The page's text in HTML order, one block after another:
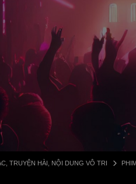
TRUYỆN HÀI, NỘI DUNG VÔ TRI